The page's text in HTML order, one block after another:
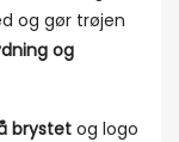
og gør trøjen
og
brystet og logo